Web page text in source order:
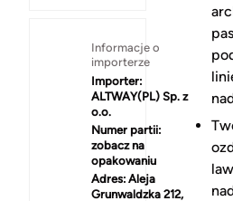
Informacje o
importerze
Importer:
ALTWAY(PL) Sp. z
o.o.
Numer partii:
zobacz na
opakowaniu
Adres: Aleja
Grunwaldzka 212,